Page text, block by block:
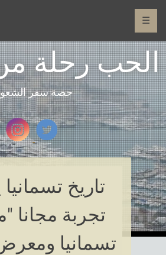
☰
الحب رحلة
حصة سفر
تاريخ
تجربة مجانا
تسمانيا